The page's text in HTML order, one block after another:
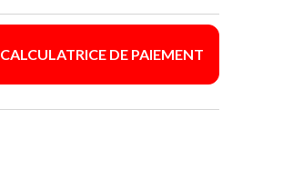
CALCULATRICE DE PAIEMENT